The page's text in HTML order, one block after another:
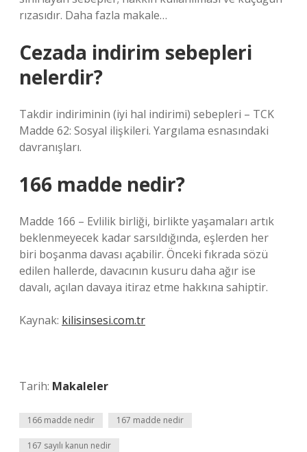
rızasıdır. Daha fazla makale…
Cezada indirim sebepleri
nelerdir?
Takdir indiriminin (iyi hal indirimi) sebepleri – TCK
Madde 62: Sosyal ilişkileri. Yargılama esnasındaki
davranışları.
166 madde nedir?
Madde 166 – Evlilik birliği, birlikte yaşamaları artık
beklenmeyecek kadar sarsıldığında, eşlerden her
biri boşanma davası açabilir. Önceki fıkrada sözü
edilen hallerde, davacının kusuru daha ağır ise
davalı, açılan davaya itiraz etme hakkına sahiptir.
Kaynak: kilisinsesi.com.tr
Tarih: Makaleler
166 madde nedir 167 madde nedir
167 sayılı kanun nedir